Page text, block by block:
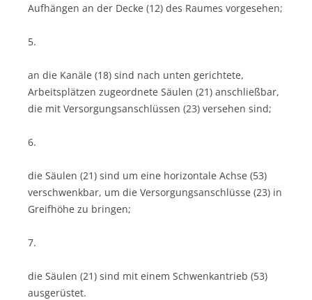
Aufhängen an der Decke (12) des Raumes vorgesehen;
5.
an die Kanäle (18) sind nach unten gerichtete,
Arbeitsplätzen zugeordnete Säulen (21) anschließbar,
die mit Versorgungsanschlüssen (23) versehen sind;
6.
die Säulen (21) sind um eine horizontale Achse (53)
verschwenkbar, um die Versorgungsanschlüsse (23) in
Greifhöhe zu bringen;
7.
die Säulen (21) sind mit einem Schwenkantrieb (53)
ausgerüstet.